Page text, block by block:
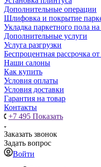
Дополнительные операции
Шлифовка и покрытие
Укладка паркетного пола
Дополнительные услуги
Услуга разгрузки
Беспроцентная рассрочка
Наши салоны
Как купить
Условия оплаты
Условия доставки
Гарантия на товар
Контакты
+7 495 Показать
Заказать звонок
Задать вопрос
Войти